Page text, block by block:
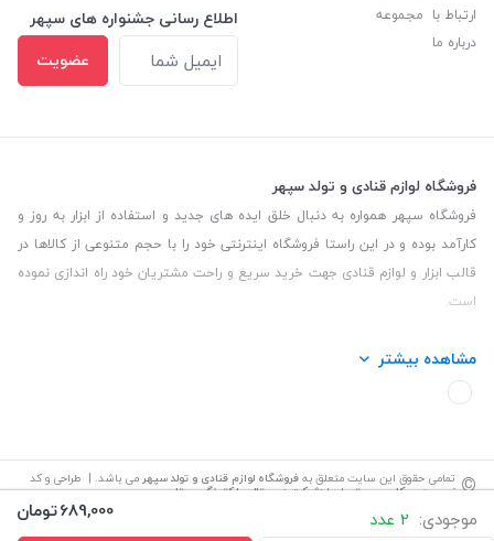
موجودی: 2 عدد 689,000تومان
ارتباط با مجموعه
درباره ما
اطلاع رسانی جشنواره های سپهر
عضویت
فروشگاه لوازم قنادی و تولد سپهر
فروشگاه سپهر همواره به دنبال خلق ایده های جدید و استفاده از ابزار به روز و
کارآمد بوده و در این راستا فروشگاه اینترنتی خود را با حجم متنوعی از کالاها در
قالب ابزار و لوازم قنادی جهت خرید سریع و راحت مشتریان خود راه اندازی نموده
است.
این فروشگاه تمام تلاش خود را نموده تا کالاهایی با کیفیت و با حداقل قیمت
عرضه نماید.
مشاهده بیشتر
© تمامی حقوق این سایت متعلق بهفروشگاه لوازم قنادی و تولد سپهر می باشد. | طراحی و کد
نویسی:سپکام سیستماجرا:شرکت دیجیتال مارکتینگ سپتا